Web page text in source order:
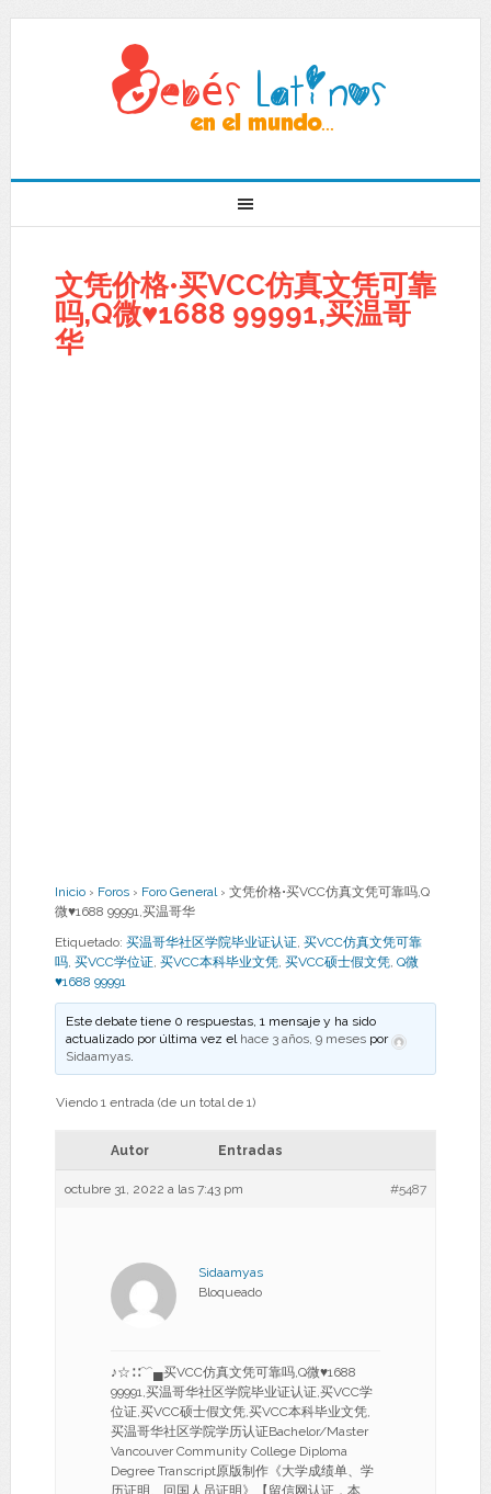
文凭价格•买VCC仿真文凭可靠
吗,Q微♥1688 99991,买温哥
华
Inicio › Foros › Foro General › 文凭价格•买VCC仿真文凭可靠吗,Q
微♥1688 99991,买温哥华
Etiquetado: 买温哥华社区学院毕业证认证, 买VCC仿真文凭可靠
吗, 买VCC学位证, 买VCC本科毕业文凭, 买VCC硕士假文凭, Q微
♥1688 99991
Este debate tiene 0 respuestas, 1 mensaje y ha sido
actualizado por última vez el hace 3 años, 9 meses por
Sidaamyas.
Viendo 1 entrada (de un total de 1)
Autor Entradas
octubre 31, 2022 a las 7:43 pm #5487
Sidaamyas
Bloqueado
♪☆∷﹌▄买VCC仿真文凭可靠吗,Q微♥1688
99991,买温哥华社区学院毕业证认证,买VCC学
位证,买VCC硕士假文凭,买VCC本科毕业文凭,
买温哥华社区学院学历认证Bachelor/Master
Vancouver Community College Diploma
Degree Transcript原版制作《大学成绩单、学
历证明、回国人员证明》【留信网认证，本